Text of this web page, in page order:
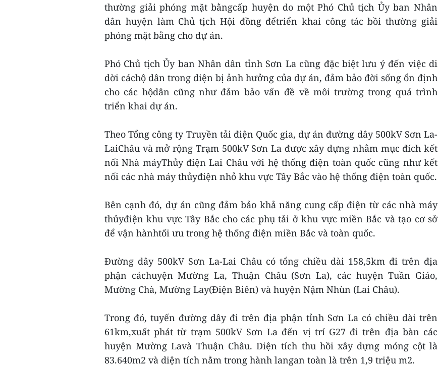
thường giải phóng mặt bằngcấp huyện do một Phó Chủ tịch Ủy ban Nhân
dân huyện làm Chủ tịch Hội đồng đểtriển khai công tác bồi thường giải
phóng mặt bằng cho dự án.
Phó Chủ tịch Ủy ban Nhân dân tỉnh Sơn La cũng đặc biệt lưu ý đến việc di
dời cáchộ dân trong diện bị ảnh hưởng của dự án, đảm bảo đời sống ổn định
cho các hộdân cũng như đảm bảo vấn đề về môi trường trong quá trình
triển khai dự án.
Theo Tổng công ty Truyền tải điện Quốc gia, dự án đường dây 500kV Sơn La-
LaiChâu và mở rộng Trạm 500kV Sơn La được xây dựng nhằm mục đích kết
nối Nhà máyThủy điện Lai Châu với hệ thống điện toàn quốc cũng như kết
nối các nhà máy thủyđiện nhỏ khu vực Tây Bắc vào hệ thống điện toàn quốc.
Bên cạnh đó, dự án cũng đảm bảo khả năng cung cấp điện từ các nhà máy
thủyđiện khu vực Tây Bắc cho các phụ tải ở khu vực miền Bắc và tạo cơ sở
để vận hànhtối ưu trong hệ thống điện miền Bắc và toàn quốc.
Đường dây 500kV Sơn La-Lai Châu có tổng chiều dài 158,5km đi trên địa
phận cáchuyện Mường La, Thuận Châu (Sơn La), các huyện Tuần Giáo,
Mường Chà, Mường Lay(Điện Biên) và huyện Nậm Nhùn (Lai Châu).
Trong đó, tuyến đường dây đi trên địa phận tỉnh Sơn La có chiều dài trên
61km,xuất phát từ trạm 500kV Sơn La đến vị trí G27 đi trên địa bàn các
huyện Mường Lavà Thuận Châu. Diện tích thu hồi xây dựng móng cột là
83.640m2 và diện tích nằm trong hành langan toàn là trên 1,9 triệu m2.